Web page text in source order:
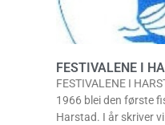
FESTIVALENE I
FESTIVALENE I
1966 blei den første
Harstad. I år skriver